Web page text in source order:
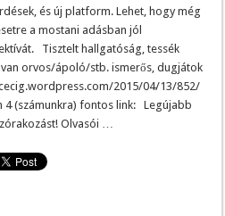
és új platform. Lehet, hogy még
a mostani adásban jól
Tisztelt hallgatóság, tessék
van orvos/ápoló/stb. ismerős, dugjátok
2015/04/13/852/
4 (számunkra) fontos link: Legújabb
Olvasói …